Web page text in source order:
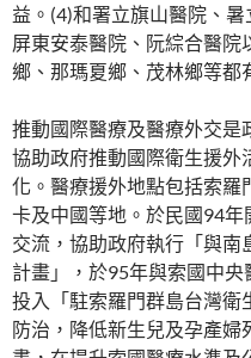
益。(4)和署立旗山醫院、
屏東安泰醫院、阮綜合醫院
鄉、那瑪夏鄉、茂林鄉等都
推動國際醫療及醫療外交是
協助政府推動國際衛生援外
化。醫療援外地點包括索羅
卡及中國等地。於民國94
交流，協助政府執行「與
計畫」，於95年與索國中
投入「駐索羅門群島台灣衛
防治，降低新生兒及孕產